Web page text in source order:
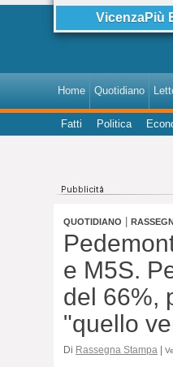
VicenzaPiù
Home Quotidiano
Fatti Politica
QUOTIDIANO
e M5S.
del 66%,
"quello
Di Rassegna Stampa |